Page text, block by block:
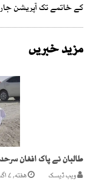
کے خاتمے تک آپریشن
مزید خبریں
طالبان نے پاک افغان
ویب ڈیسک هفته, ۷ اگست ۲۰۲۱